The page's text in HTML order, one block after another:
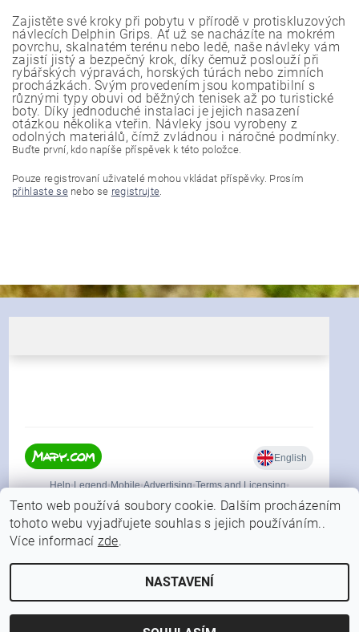
Zajistěte své kroky při pobytu v přírodě v protiskluzových
návlecích Delphin Grips. Ať už se nacházíte na mokrém
povrchu, skalnatém terénu nebo ledě, naše návleky vám
zajistí jistý a bezpečný krok, díky čemuž poslouží při
rybářských výpravách, horských túrách nebo zimních
procházkách. Svým provedením jsou kompatibilní s
různými typy obuvi od běžných tenisek až po turistické
boty. Díky jednoduché instalaci je jejich nasazení
otázkou několika vteřin. Návleky jsou vyrobeny z
odolných materiálů, čímž zvládnou i náročné podmínky.
Buďte první, kdo napíše příspěvek k této položce.
Pouze registrovaní uživatelé mohou vkládat příspěvky. Prosím
přihlaste senebo se registrujte.
2026 © FORFISHER.CZ, všechna práva vyhrazena
Tento web používá soubory cookie. Dalším procházením
tohoto webu vyjadřujete souhlas s jejich používáním..
Více informací zde.
NASTAVENÍ